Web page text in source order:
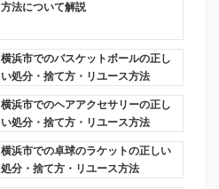
方法について解説
横浜市でのバスケットボールの正し
い処分・捨て方・リユース方法
横浜市でのヘアアクセサリーの正し
い処分・捨て方・リユース方法
横浜市での卓球のラケットの正しい
処分・捨て方・リユース方法